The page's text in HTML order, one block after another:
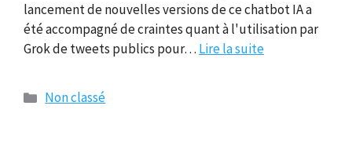
lancement de nouvelles versions de ce chatbot IA a
été accompagné de craintes quant à l'utilisation par
Grok de tweets publics pour… Lire la suite
Catégories
Non classé